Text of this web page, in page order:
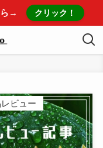
ら→ クリック！
ビュー